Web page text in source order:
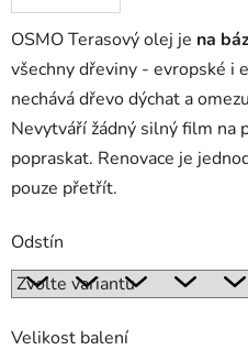
OSMO Terasový olej je na
všechny dřeviny - evropské i
nechává dřevo dýchat a
Nevytváří žádný silný film na
popraskat. Renovace je
pouze přetřít.
Odstín
Velikost balení